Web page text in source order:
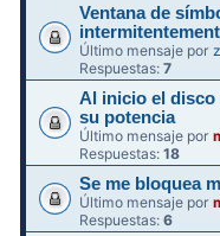
Ventana de
Último mensaje por
Respuestas:7
Al inicio el disco
su potencia
Último mensaje por
Respuestas:18
Se me bloquea
Último mensaje por
Respuestas:6